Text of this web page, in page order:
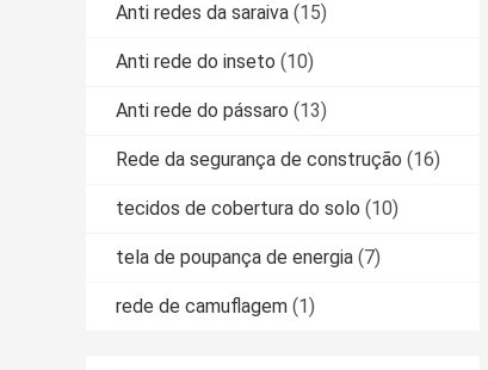
Anti redes da saraiva (15)
Anti rede do inseto (10)
Anti rede do pássaro (13)
Rede da segurança de construção (16)
tecidos de cobertura do solo (10)
tela de poupança de energia (7)
rede de camuflagem (1)